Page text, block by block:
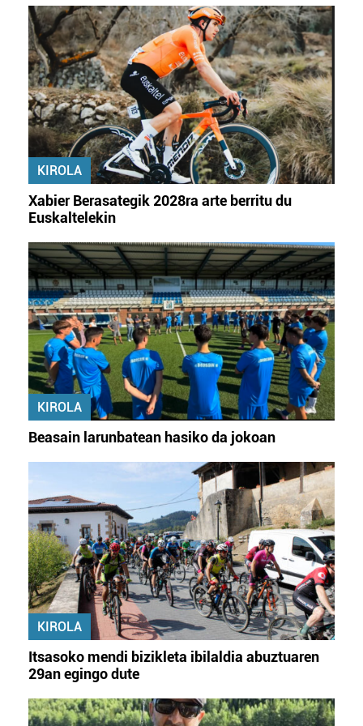
fitxategiak erabiltzen ditu. Zure esperientzia eta
zerbitzuak hobetzeko asmoz, cookie teknologiaz
baliatzen gara. Ohar hau onartuz gero, teknologia hori
erabiltzeko baimen esplizitua ematen diguzu.Gehiago
irakurri
KIROLA
Xabier Berasategik 2028ra arte berritu du
Euskaltelekin
KIROLA
Beasain larunbatean hasiko da jokoan
KIROLA
Itsasoko mendi bizikleta ibilaldia abuztuaren
29an egingo dute